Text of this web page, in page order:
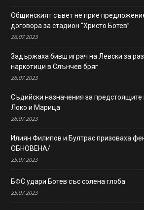
Общинският съвет не прие
договора за стадион “Христо Ботев”
26.07.2023
Задържаха бивш играч на Левски за
наркотици в Слънчев бряг
26.07.2023
Съдийски назначения за предстоящите
Локо и Марица
26.07.2023
Илиян Филипов и Бултрас призоваха
ОБНОВЕНА/
25.07.2023
БФС удари Ботев със солена глоба
25.07.2023